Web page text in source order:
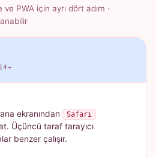
PWA için ayrı dört adım ·
ekranından Safari
Üçüncü taraf tarayıcı
benzer çalışır.